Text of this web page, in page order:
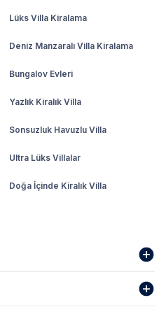
Lüks Villa Kiralama
Deniz Manzaralı Villa Kiralama
Bungalov Evleri
Yazlık Kiralık Villa
Sonsuzluk Havuzlu Villa
Ultra Lüks Villalar
Doğa İçinde Kiralık Villa